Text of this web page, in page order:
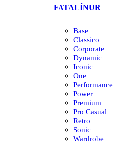
FATALÍNUR
Base
Classico
Corporate
Dynamic
Iconic
One
Performance
Power
Premium
Pro Casual
Retro
Sonic
Wardrobe